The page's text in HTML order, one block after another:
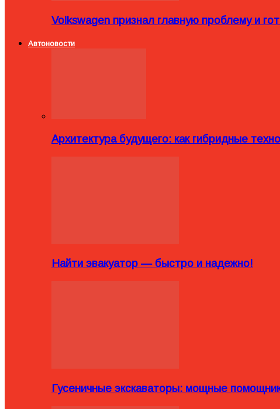
Volkswagen признал главную проблему и
Автоновости
Архитектура будущего: как гибридные
Найти эвакуатор — быстро и надежно!
Гусеничные экскаваторы: мощные